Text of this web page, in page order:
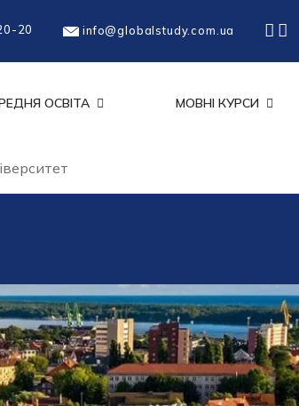
20 info@globalstudy.com.ua
ОСВІТА МОВНІ КУРСИ